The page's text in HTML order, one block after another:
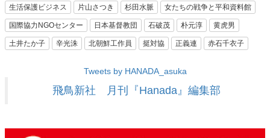
生活保護ビジネス 片山さつき 杉田水脈 女たちの戦争と平和資料館
国際協力NGOセンター 日本基督教団 石破茂 朴元淳 黄虎男
土井たか子 辛光洙 北朝鮮工作員 挺対協 正義連 赤石千衣子
Tweets by HANADA_asuka
飛鳥新社 月刊『Hanada』編集部